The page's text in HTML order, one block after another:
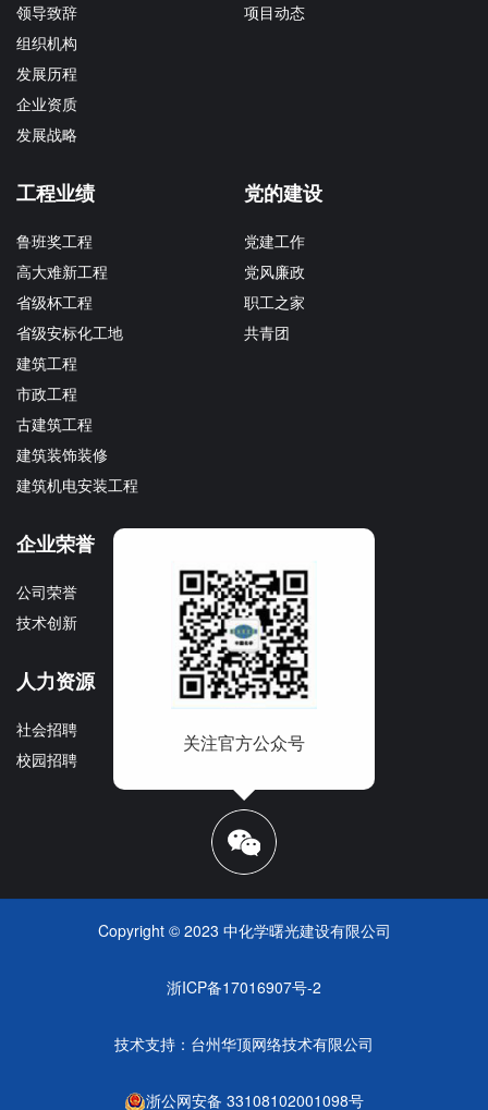
领导致辞
组织机构
发展历程
企业资质
发展战略
项目动态
工程业绩
鲁班奖工程
高大难新工程
省级杯工程
省级安标化工地
建筑工程
市政工程
古建筑工程
建筑装饰装修
建筑机电安装工程
党的建设
党建工作
党风廉政
职工之家
共青团
企业荣誉
公司荣誉
技术创新
文化理念
企业宣传册
人力资源
社会招聘
校园招聘
关注官方公众号
Copyright © 2023 中化学曙光建设有限公司
浙ICP备17016907号-2
技术支持： 台州华顶网络技术有限公司
浙公网安备 33108102001098号